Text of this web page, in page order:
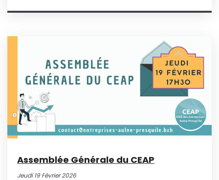
Assemblée Générale du CEAP
Jeudi 19 Février 2026